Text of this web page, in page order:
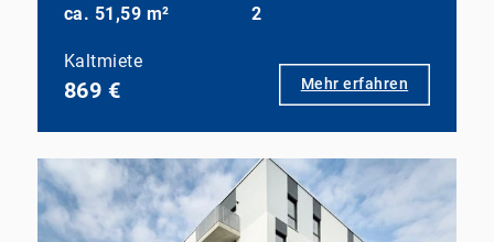
ca. 51,59 m²
2
Kaltmiete
869 € Mehr erfahren